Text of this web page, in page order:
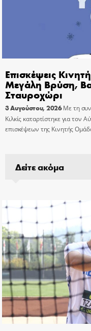
Επισκέψεις
Μεγάλη Βρύση,
Σταυροχώρι
3 Αυγούστου, 2026 Με τη
Κιλκίς καταρτίστηκε για τον
επισκέψεων της Κινητής
Δείτε ακόμα